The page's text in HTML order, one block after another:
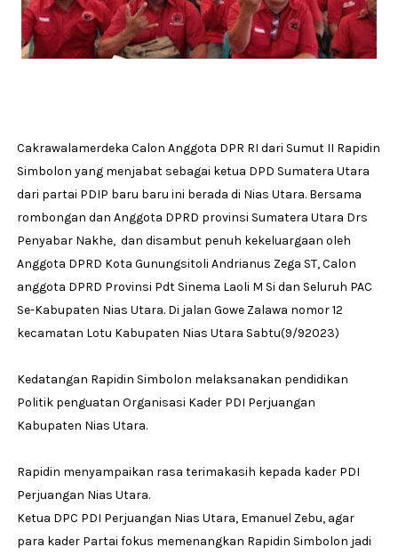
Cakrawalamerdeka Calon Anggota DPR RI dari Sumut II Rapidin
Simbolon yang menjabat sebagai ketua DPD Sumatera Utara
dari partai PDIP baru baru ini berada di Nias Utara. Bersama
rombongan dan Anggota DPRD provinsi Sumatera Utara Drs
Penyabar Nakhe, dan disambut penuh kekeluargaan oleh
Anggota DPRD Kota Gunungsitoli Andrianus Zega ST, Calon
anggota DPRD Provinsi Pdt Sinema Laoli M Si dan Seluruh PAC
Se-Kabupaten Nias Utara. Di jalan Gowe Zalawa nomor 12
kecamatan Lotu Kabupaten Nias Utara Sabtu(9/92023)
Kedatangan Rapidin Simbolon melaksanakan pendidikan
Politik penguatan Organisasi Kader PDI Perjuangan
Kabupaten Nias Utara.
Rapidin menyampaikan rasa terimakasih kepada kader PDI
Perjuangan Nias Utara.
Ketua DPC PDI Perjuangan Nias Utara, Emanuel Zebu, agar
para kader Partai fokus memenangkan Rapidin Simbolon jadi